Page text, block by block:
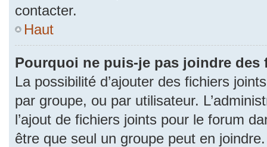
contacter.
Haut
Pourquoi ne puis-je pas joindre des
La possibilité d’ajouter des fichiers
par groupe, ou par utilisateur.
l’ajout de fichiers joints pour le forum
être que seul un groupe peut en